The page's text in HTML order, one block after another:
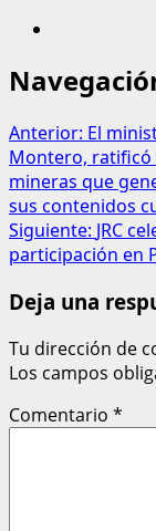
Anterior: El
Montero, ratificó
mineras que
sus contenidos
Siguiente: JRC
participación en
Deja una
Tu dirección de
Los campos
Comentario *